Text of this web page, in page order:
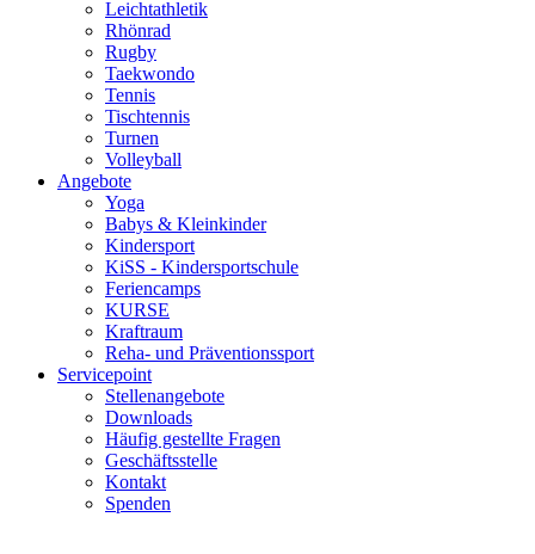
Leichtathletik
Rhönrad
Rugby
Taekwondo
Tennis
Tischtennis
Turnen
Volleyball
Angebote
Yoga
Babys & Kleinkinder
Kindersport
KiSS - Kindersportschule
Feriencamps
KURSE
Kraftraum
Reha- und Präventionssport
Servicepoint
Stellenangebote
Downloads
Häufig gestellte Fragen
Geschäftsstelle
Kontakt
Spenden